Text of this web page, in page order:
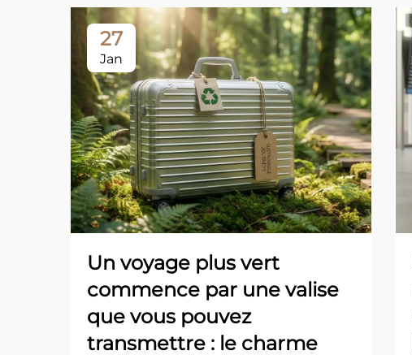
27
Jan
Un voyage plus vert
commence par une valise
que vous pouvez
transmettre : le charme